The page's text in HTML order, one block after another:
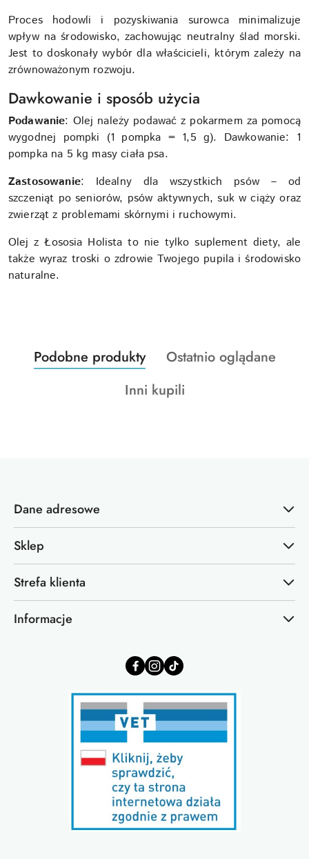
Proces hodowli i pozyskiwania surowca minimalizuje
wpływ na środowisko, zachowując neutralny ślad morski.
Jest to doskonały wybór dla właścicieli, którym zależy na
zrównoważonym rozwoju.
Dawkowanie i sposób użycia
Podawanie: Olej należy podawać z pokarmem za pomocą
wygodnej pompki (1 pompka = 1,5 g). Dawkowanie: 1
pompka na 5 kg masy ciała psa.
Zastosowanie: Idealny dla wszystkich psów – od
szczeniąt po seniorów, psów aktywnych, suk w ciąży oraz
zwierząt z problemami skórnymi i ruchowymi.
Olej z Łososia Holista to nie tylko suplement diety, ale
także wyraz troski o zdrowie Twojego pupila i środowisko
naturalne.
Pomiń karuzelę produktów
Produkty
o
Podobne produkty
Produkty
statusie:
Ostatnio oglądane
Produkty
Inni kupili
Dane adresowe
Sklep
Strefa klienta
Informacje